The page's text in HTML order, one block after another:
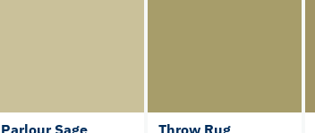
Parlour Sage Throw Rug